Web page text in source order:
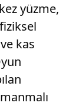
yüzme,
kas